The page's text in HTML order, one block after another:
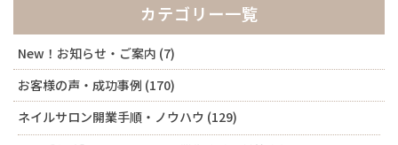
カテゴリー一覧
New！お知らせ・ご案内 (7)
お客様の声・成功事例 (170)
ネイルサロン開業手順・ノウハウ (129)